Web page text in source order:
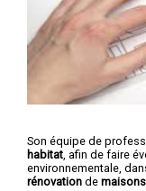
Son équipe de
habitat , afin de faire
environnementale,
rénovation de maisons